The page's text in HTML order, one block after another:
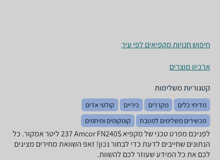
חיפוש חנויות מקפיאים לפי עיר
ארכיון מוצרים
קטגוריות משלימות
מדיחי כלים מקררים כיריים
קולטי אדים
מכשירים משלימים למטבח
קומקומים ומיחמים
לפניכם מפרט טכני של מקפיא Amcor FN240S ‏237 ‏ליטר אמקור. כל
הנתונים שחייבים לדעת כדי לבחור נכון! זאפ השוואת מחירים מציגים
לכם את כל המידע שעוזר לכם להשוות.